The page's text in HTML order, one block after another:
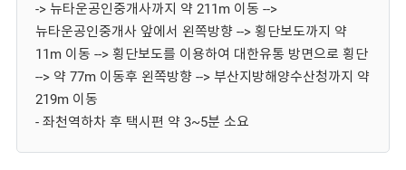
-> 뉴타운공인중개사까지 약 211m 이동 -->
뉴타운공인중개사 앞에서 왼쪽방향 --> 횡단보도까지 약
11m 이동 --> 횡단보도를 이용하여 대한유통 방면으로 횡단
--> 약 77m 이동후 왼쪽방향 --> 부산지방해양수산청까지 약
219m 이동
- 좌천역하차 후 택시편 약 3~5분 소요